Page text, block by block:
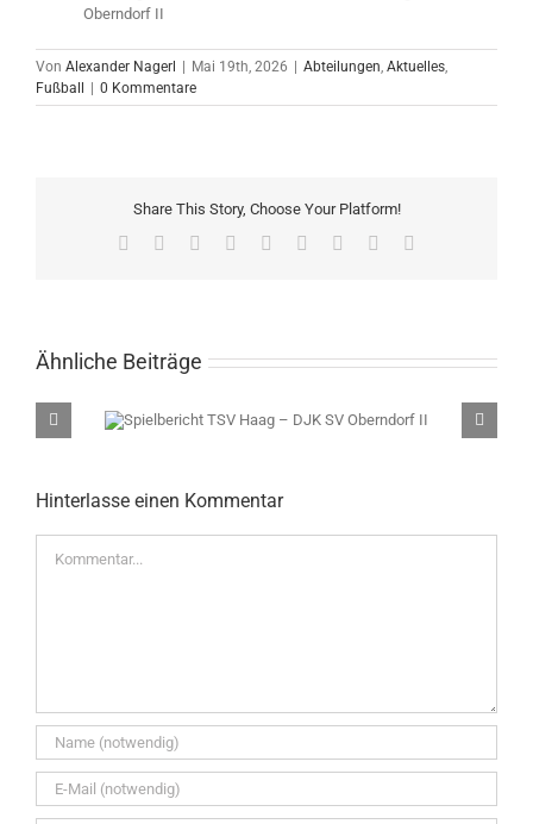
Oberndorf II
Von Alexander Nagerl Mai 19th, 2026 Abteilungen, Aktuelles,
Fußball
0 Kommentare
Share This Story, Choose Your Platform!
Facebook Reddit LinkedInWhatsApp
TumblrPinterest
Ähnliche Beiträge
SV
Spielbericht TSV
Hinterlasse einen Kommentar